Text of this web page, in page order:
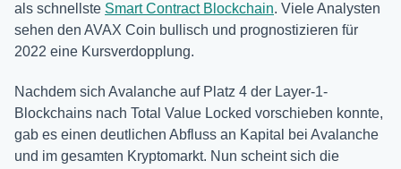
als schnellste Smart Contract Blockchain. Viele Analysten
sehen den AVAX Coin bullisch und prognostizieren für
2022 eine Kursverdopplung.
Nachdem sich Avalanche auf Platz 4 der Layer-1-
Blockchains nach Total Value Locked vorschieben konnte,
gab es einen deutlichen Abfluss an Kapital bei Avalanche
und im gesamten Kryptomarkt. Nun scheint sich die